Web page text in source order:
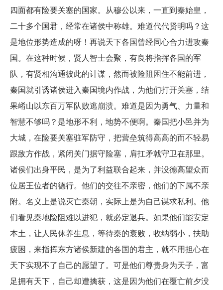
四面都有险要关塞的国家。从穆公以来，一直到秦始皇，
二十多个国君，经常在诸侯中称雄。难道代代贤明吗？这
是地位形势造成的呀！再说天下各国曾经同心合力进攻秦
国。在这种时候，贤人智士会聚，有良将指挥各国的军
队，有贤相沟通彼此的计谋，然而被险阻困住不能前进，
秦国就引诱诸侯进入秦国境内作战，为他们打开关塞，结
果崤山以东百万军队败逃崩溃。难道是因为勇气、力量和
智慧不够吗？是地形不利，地势不便啊。秦国把小邑并为
大城，在险要关塞驻军防守，把营垒筑得高高的而不轻易
跟敌方作战，紧闭关门据守险塞，肩扛矛戟守卫在那里。
诸侯们出身平民，是为了利益联合起来，并没德高望众而
位居王位者的德行。他们的交往不亲密，他们的下属不亲
附。名义上是说灭亡秦朝，实际上是为自己谋求私利。他
们看见秦地险阻难以进犯，就必定退兵。如果他们能安定
本土，让人民休养生息，等待秦的衰败，收纳弱小，扶助
疲困，来指挥东方诸侯新建的各国的君主，就不用担心在
天下实现不了自己的愿望了。可是他们尊贵身为天子，富
足拥有天下，自己却遭擒获，这是因为他们在覆亡前夕没